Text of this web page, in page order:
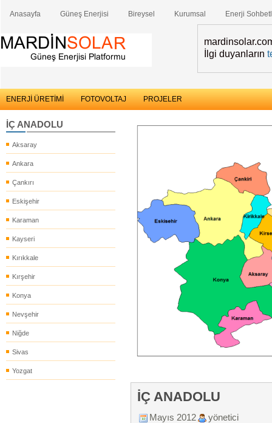
Anasayfa Güneş Enerjisi Bireysel Kurumsal Enerji
İlgi duyanların
ENERJİ ÜRETİMİ FOTOVOLTAJ PROJELER
İÇ ANADOLU
Aksaray
Ankara
Çankırı
Eskişehir
Karaman
Kayseri
Kırıkkale
Kırşehir
Konya
Nevşehir
Niğde
Sivas
Yozgat
İÇ ANADOLU
Mayıs 2012 yönetici